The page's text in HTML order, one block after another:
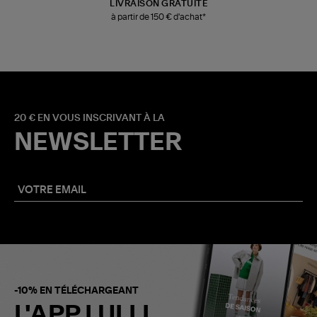
LIVRAISON GRATUITE
à partir de 150 € d'achat*
20 € EN VOUS INSCRIVANT À LA
NEWSLETTER
-10% EN TÉLÉCHARGEANT